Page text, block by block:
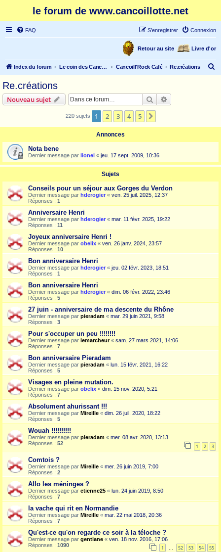
le forum de www.cancoillotte.net
FAQ Connexion
S’enregistrer
Livre d'or
Retour au site
Index du forum Le coin des Cancoillonautes Cancoill'Rock Café Re.créations
e
Re.créations
Nouveau sujet Rechercher
220 sujets 1 2 3 4 5
Annonces
Nota bene
Dernier message par lionel « jeu. 17 sept. 2009, 10:36
Sujets
Conseils pour un séjour aux Gorges du Verdon
Dernier message par hderogier « ven. 25 juil. 2025, 12:37
Réponses : 1
Anniversaire Henri
Dernier message par hderogier « mar. 11 févr. 2025, 19:22
Réponses : 11
Joyeux anniversaire Henri !
Dernier message par obelix « ven. 26 janv. 2024, 23:57
Réponses : 10
Bon anniversaire Henri
Dernier message par hderogier « jeu. 02 févr. 2023, 18:51
Réponses : 1
Bon anniversaire Henri
Dernier message par hderogier « dim. 06 févr. 2022, 23:46
Réponses : 5
27 juin - anniversaire de ma descente du Rhône
Dernier message par pieradam « mar. 29 juin 2021, 9:58
Réponses : 3
Pour s'occuper un peu !!!!!!!!
Dernier message par lemarcheur« sam. 27 mars 2021, 14:06
Réponses : 7
Bon anniversaire Pieradam
Dernier message par pieradam « lun. 15 févr. 2021, 16:22
Réponses : 5
Visages en pleine mutation.
Dernier message par obelix « dim. 15 nov. 2020, 5:21
Réponses : 7
Absolument ahurissant !!!
Dernier message par Mireille « dim. 26 juil. 2020, 18:22
Réponses : 5
Wouah !!!!!!!!!!
Dernier message par pieradam « mer. 08 avr. 2020, 13:13
Réponses : 52 1 2 3
Comtois ?
Dernier message par Mireille « mer. 26 juin 2019, 7:00
Réponses : 2
Allo les méninges ?
Dernier message par etienne25 « lun. 24 juin 2019, 8:50
Réponses : 7
la vache qui rit en Normandie
Dernier message par Mireille « mar. 22 mai 2018, 20:36
Réponses : 7
Qu'est-ce qu'on regarde ce soir à la téloche ?
Dernier message par gentiane « ven. 18 nov. 2016, 17:06
Réponses : 1090 1 52 53 54 55